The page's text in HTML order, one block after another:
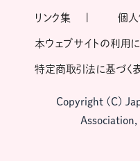
リンク集 個人
本ウェブサイトの利用
特定商取引法に基づく
Copyright (C)